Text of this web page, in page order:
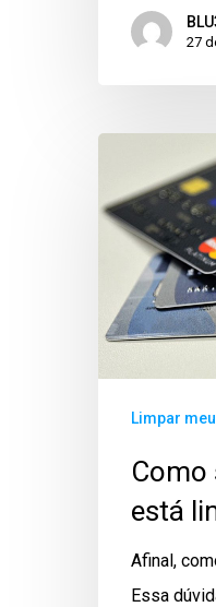
27
Limpar
Como
está
Afinal,
Essa